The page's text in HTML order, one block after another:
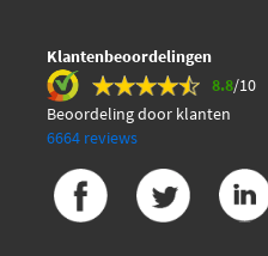
Klantenbeoordelingen
8.8/10
Beoordeling door klanten
6664 reviews